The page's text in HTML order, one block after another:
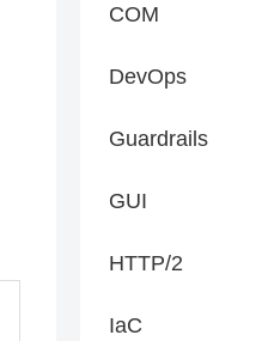
COM
DevOps
Guardrails
GUI
HTTP/2
IaC